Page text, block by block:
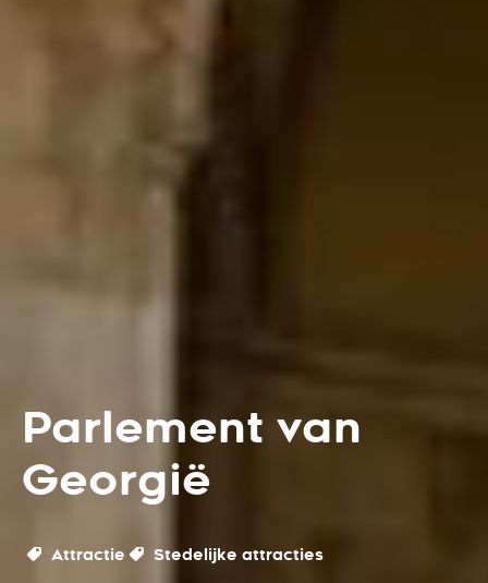
Parlement van
Georgië
Attractie Stedelijke attracties